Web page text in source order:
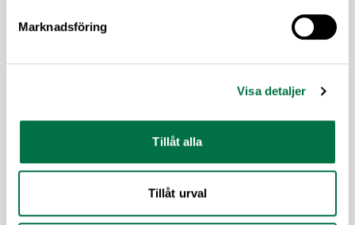
Marknadsföring
Visa detaljer
Tillåt alla
Tillåt urval
Skicka e-post till Marie
Upptäck mer